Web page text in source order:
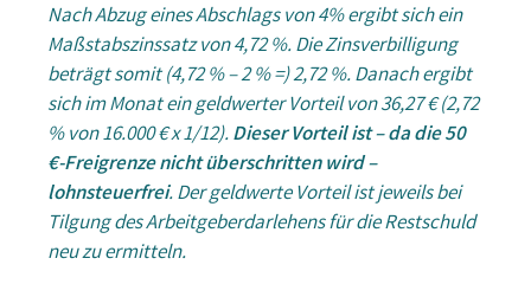
Nach Abzug eines Abschlags von 4% ergibt sich ein
Maßstabszinssatz von 4,72 %. Die Zinsverbilligung
beträgt somit (4,72 % – 2 % =) 2,72 %. Danach ergibt
sich im Monat ein geldwerter Vorteil von 36,27 € (2,72
% von 16.000 € x 1/12).Dieser Vorteil ist – da die 50
€-Freigrenze nicht überschritten wird –
lohnsteuerfrei. Der geldwerte Vorteil ist jeweils bei
Tilgung des Arbeitgeberdarlehens für die Restschuld
neu zu ermitteln.